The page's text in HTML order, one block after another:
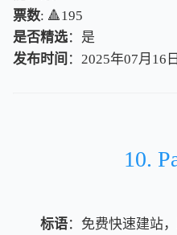
票数: 🔺195
是否精选：是
发布时间 ：2025年07月16
10.
标语：免费快速建站